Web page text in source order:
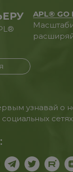
APL®
узнавай о